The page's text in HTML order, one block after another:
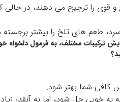
و قوی را ترجیح می دهند، در
طعم های تلخ را بیشتر
ترکیبات مختلف، به فرمول دلخواه
کافی شما بهتر شود.
به خوبی حل شود، اما نه آنقدر